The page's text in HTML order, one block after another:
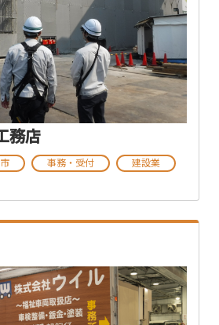
務店
事務・受付 建設業